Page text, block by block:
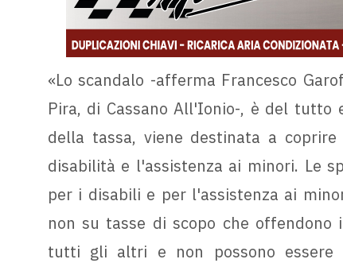
«Lo scandalo -afferma Francesco
Pira, di Cassano All'Ionio-, è del tutto
della tassa, viene destinata a
disabilità e l'assistenza ai minori. Le
per i disabili e per l'assistenza ai
non su tasse di scopo che
tutti gli altri e non possono